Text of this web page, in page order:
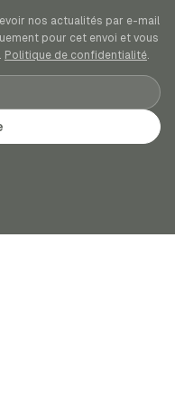
nos actualités par e-mail
pour cet envoi et vous
Politique de confidentialité.